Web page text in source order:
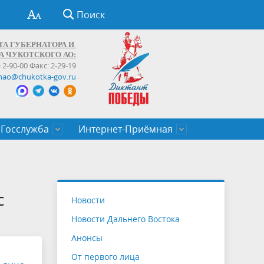
Поиск
ГУБЕРНАТОРА И
ЧУКОТСКОГО АО:
2-90-00 Факс: 2-29-19
gov.ru
Госслужба
служащих Чукотского автономного
Интернет-Приёмная
Новости
Новости Дальнего Востока
Анонсы
От первого лица